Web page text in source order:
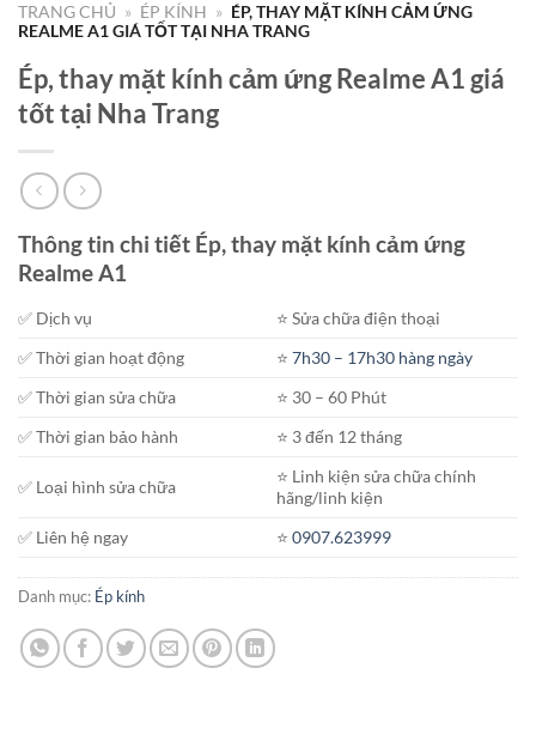
TRANG CHỦ » ÉP KÍNH » ÉP, THAY MẶT KÍNH CẢM ỨNG
REALME A1 GIÁ TỐT TẠI NHA TRANG
Ép, thay mặt kính cảm ứng Realme A1 giá
tốt tại Nha Trang
Thông tin chi tiết Ép, thay mặt kính cảm ứng
Realme A1
✅ Dịch vụ
⭐️ Sửa chữa điện thoại
✅ Thời gian hoạt động
⭐️7h30 – 17h30 hàng ngày
✅ Thời gian sửa chữa
⭐️ 30 – 60 Phút
✅ Thời gian bảo hành
⭐️ 3 đến 12 tháng
✅ Loại hình sửa chữa
⭐️ Linh kiện sửa chữa chính
hãng/linh kiện
✅ Liên hệ ngay
⭐️0907.623999
Danh mục: Ép kính